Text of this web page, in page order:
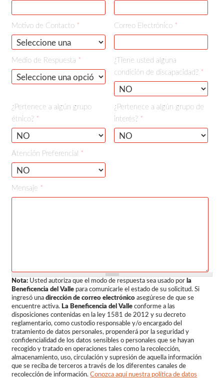
Motivo de Contacto * Correo Electrónico *
Medio de Respuesta *
¿Tiene usted alguna
condición de discapacidad? *
¿Pertenece a algún grupo
étnico? *
¿Pertenece a algún grupo de
interés? *
Atención Preferencial *
Mensaje *
Nota: Usted autoriza que el modo de respuesta sea usado por la
Beneficencia del Valle para comunicarle el estado de su solicitud. Si
ingresó unadirección de correo electrónico asegúrese de que se
encuentre activa. La Beneficencia del Valleconforme a las
disposiciones contenidas en la ley 1581 de 2012 y su decreto
reglamentario, como custodio responsable y/o encargado del
tratamiento de datos personales, propenderá por la seguridad y
confidencialidad de los datos sensibles o personales que se hayan
recogido y tratado en operaciones tales como la recolección,
almacenamiento, uso, circulación y supresión de aquella información
que se reciba de terceros a través de los diferentes canales de
recolección de información. Conozca aquí nuestra política de datos